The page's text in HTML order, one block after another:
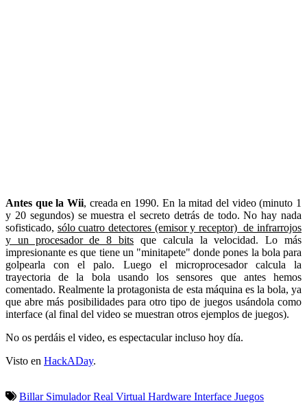
Antes que la Wii, creada en 1990. En la mitad del video (minuto 1
y 20 segundos) se muestra el secreto detrás de todo. No hay nada
sofisticado, sólo cuatro detectores (emisor y receptor) de infrarrojos
y un procesador de 8 bits que calcula la velocidad. Lo más
impresionante es que tiene un "minitapete" donde pones la bola para
golpearla con el palo. Luego el microprocesador calcula la
trayectoria de la bola usando los sensores que antes hemos
comentado. Realmente la protagonista de esta máquina es la bola, ya
que abre más posibilidades para otro tipo de juegos usándola como
interface (al final del video se muestran otros ejemplos de juegos).
No os perdáis el video, es espectacular incluso hoy día.
Visto en HackADay.
Billar SimuladorReal Virtual Hardware Interface Juegos